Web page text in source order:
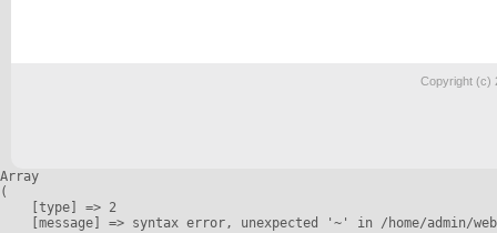
Copyright (c)
Array
(
    [type] => 2
[message] => syntax error, unexpected '~' in /home/admin/